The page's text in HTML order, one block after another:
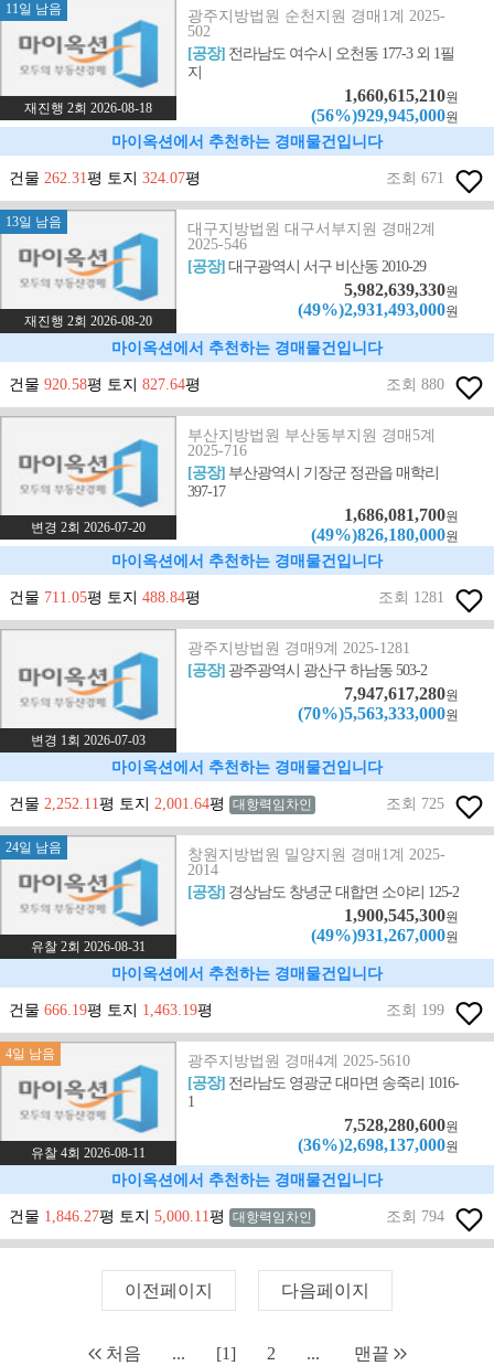
11일 남음
재진행 2회 2026-08-18
광주지방법원 순천지원 경매1계 2025-
502
[공장] 전라남도 여수시 오천동 177-3 외 1필
지
1,660,615,210원
(56%)929,945,000원
마이옥션에서 추천하는 경매물건입니다
건물 262.31평 토지 324.07평 조회 671
13일 남음
재진행 2회 2026-08-20
대구지방법원 대구서부지원 경매2계
2025-546
[공장]대구광역시 서구 비산동 2010-29
5,982,639,330원
(49%)2,931,493,000원
마이옥션에서 추천하는 경매물건입니다
건물 920.58평 토지 827.64평 조회 880
변경 2회 2026-07-20
부산지방법원 부산동부지원 경매5계
2025-716
[공장] 부산광역시 기장군 정관읍 매학리
397-17
1,686,081,700원
(49%)826,180,000원
마이옥션에서 추천하는 경매물건입니다
건물 711.05평 토지 488.84평 조회 1281
변경 1회 2026-07-03
광주지방법원 경매9계 2025-1281
[공장] 광주광역시 광산구 하남동 503-2
7,947,617,280원
(70%)5,563,333,000원
마이옥션에서 추천하는 경매물건입니다
건물 2,252.11평 토지 2,001.64평 대항력임차인 조회 725
24일 남음
유찰 2회 2026-08-31
창원지방법원 밀양지원 경매1계 2025-
2014
[공장] 경상남도 창녕군 대합면 소야리 125-2
1,900,545,300원
(49%)931,267,000원
마이옥션에서 추천하는 경매물건입니다
건물 666.19평 토지 1,463.19평 조회 199
4일 남음
유찰 4회 2026-08-11
광주지방법원 경매4계 2025-5610
[공장] 전라남도 영광군 대마면 송죽리 1016-
1
7,528,280,600원
(36%)2,698,137,000원
마이옥션에서 추천하는 경매물건입니다
건물 1,846.27평 토지 5,000.11평 대항력임차인 조회 794
이전페이지 다음페이지
처음 ... [1] 2 ... 맨끝